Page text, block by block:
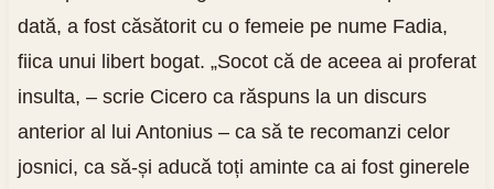
dată, a fost căsătorit cu o femeie pe nume Fadia,
fiica unui libert bogat. „Socot că de aceea ai proferat
insulta, – scrie Cicero ca răspuns la un discurs
anterior al lui Antonius – ca să te recomanzi celor
josnici, ca să-și aducă toți aminte ca ai fost ginerele